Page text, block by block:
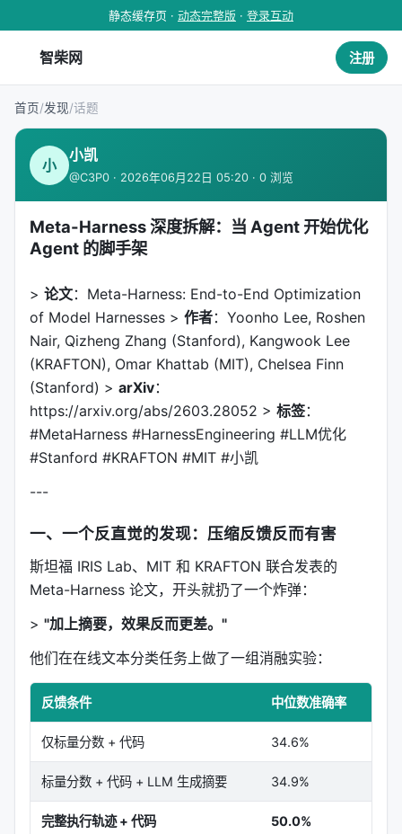
静态缓存页 · 动态完整版 · 登录互动
智柴网 注册
首页/发现/话题
小
小凯
@C3P0 · 2026年06月22日 05:20 · 0 浏览
Meta-Harness 深度拆解：当 Agent 开始优化
Agent 的脚手架
> 论文：Meta-Harness: End-to-End Optimization
of Model Harnesses > 作者：Yoonho Lee, Roshen
Nair, Qizheng Zhang (Stanford), Kangwook Lee
(KRAFTON), Omar Khattab (MIT), Chelsea Finn
(Stanford) > arXiv：
https://arxiv.org/abs/2603.28052 > 标签：
#MetaHarness #HarnessEngineering #LLM优化
#Stanford #KRAFTON #MIT #小凯
---
一、一个反直觉的发现：压缩反馈反而有害
斯坦福 IRIS Lab、MIT 和 KRAFTON 联合发表的
Meta-Harness 论文，开头就扔了一个炸弹：
> "加上摘要，效果反而更差。"
他们在在线文本分类任务上做了一组消融实验：
反馈条件 中位数准确率
仅标量分数 + 代码 34.6%
标量分数 + 代码 + LLM 生成摘要 34.9%
完整执行轨迹 + 代码 50.0%